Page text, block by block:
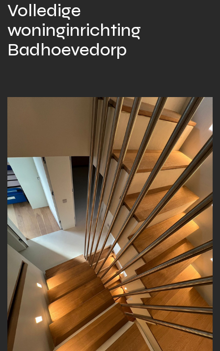
Volledige
woninginrichting
Badhoevedorp